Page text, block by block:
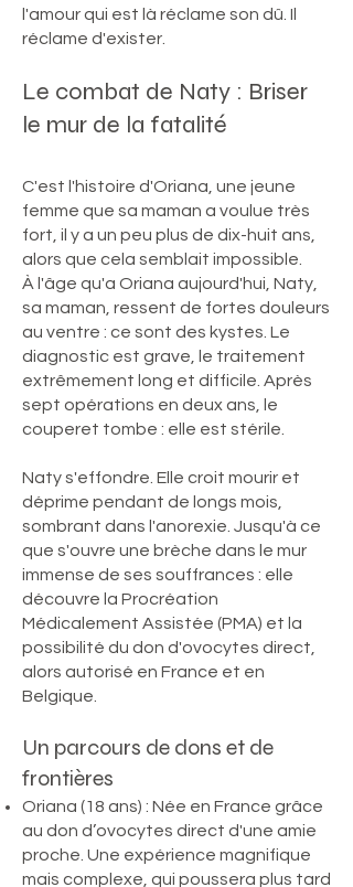
l'amour qui est là réclame son dû. Il
réclame d'exister.
Le combat de Naty : Briser
le mur de la fatalité
C'est l'histoire d'Oriana, une jeune
femme que sa maman a voulue très
fort, il y a un peu plus de dix-huit ans,
alors que cela semblait impossible.
À l'âge qu'a Oriana aujourd'hui, Naty,
sa maman, ressent de fortes douleurs
au ventre : ce sont des kystes. Le
diagnostic est grave, le traitement
extrêmement long et difficile. Après
sept opérations en deux ans, le
couperet tombe : elle est stérile.
Naty s'effondre. Elle croit mourir et
déprime pendant de longs mois,
sombrant dans l'anorexie. Jusqu'à ce
que s'ouvre une brèche dans le mur
immense de ses souffrances : elle
découvre la Procréation
Médicalement Assistée (PMA) et la
possibilité du don d'ovocytes direct,
alors autorisé en France et en
Belgique.
Un parcours de dons et de
frontières
Oriana (18 ans) : Née en France grâce
au don d’ovocytes direct d'une amie
proche. Une expérience magnifique
mais complexe, qui poussera plus tard